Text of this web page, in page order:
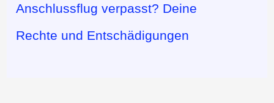
Anschlussflug verpasst? Deine
Rechte und Entschädigungen